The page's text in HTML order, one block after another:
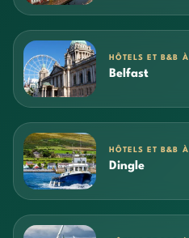
HÔTELS ET B&B À
Belfast
HÔTELS ET B&B À
Dingle